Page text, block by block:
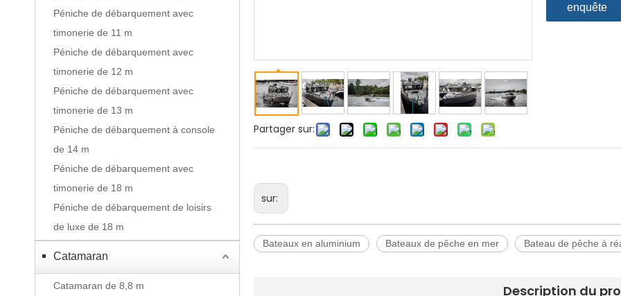
Péniche de débarquement avec
timonerie de 11 m
Péniche de débarquement avec
timonerie de 12 m
Péniche de débarquement avec
timonerie de 13 m
Péniche de débarquement à console
de 14 m
Péniche de débarquement avec
timonerie de 18 m
Péniche de débarquement de loisirs
de luxe de 18 m
Catamaran
Catamaran de 8,8 m
Partager sur:
enquête
sur:
Bateaux en aluminium Bateaux de pêche en mer Bateau de pêche à
Description du